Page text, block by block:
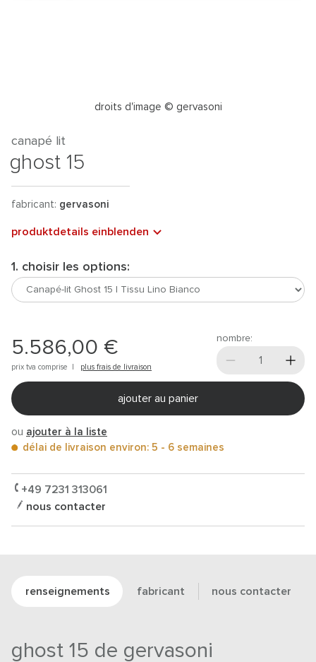
droits d'image © gervasoni
canapé lit
ghost 15
fabricant: gervasoni
produktdetails einblenden
1. choisir les options:
5.586,00 €
prix tva comprise | plus frais de livraison
nombre:
ajouter au panier
ou ajouter à la liste
délai de livraison environ: 5 - 6 semaines
+49 7231 313061
nous contacter
renseignements fabricant nous contacter
ghost 15 de gervasoni